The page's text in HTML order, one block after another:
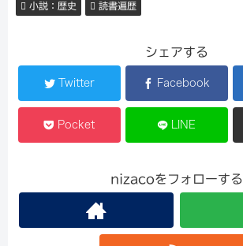
小説：歴史 読書遍歴
シェアする
Twitter Facebook
Pocket LINE
nizacoをフォローする